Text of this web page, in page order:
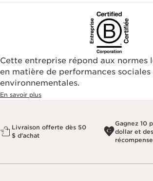
Cette entreprise répond aux normes
en matière de performances sociales
environnementales.​
En savoir plus
Livraison offerte dès 50
$ d'achat
Gagnez 10
dollar et des